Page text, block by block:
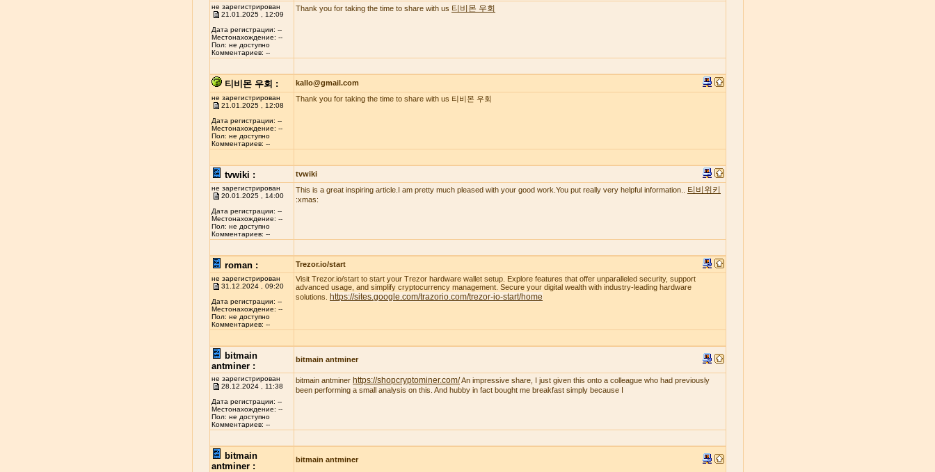
не зарегистрирован
21.01.2025 , 12:09
Дата регистрации: --
Местонахождение: --
Пол: не доступно
Комментариев: --
Thank you for taking the time to share with us 티비몬 우회
티비몬 우회 : kallo@gmail.com
не зарегистрирован
21.01.2025 , 12:08
Дата регистрации: --
Местонахождение: --
Пол: не доступно
Комментариев: --
Thank you for taking the time to share with us 티비몬 우회
tvwiki : tvwiki
не зарегистрирован
20.01.2025 , 14:00
Дата регистрации: --
Местонахождение: --
Пол: не доступно
Комментариев: --
This is a great inspiring article.I am pretty much pleased with your good work.You put really very helpful information.. 티비위키
:xmas:
roman : Trezor.io/start
не зарегистрирован
31.12.2024 , 09:20
Дата регистрации: --
Местонахождение: --
Пол: не доступно
Комментариев: --
Visit Trezor.io/start to start your Trezor hardware wallet setup. Explore features that offer unparalleled security, support
advanced usage, and simplify cryptocurrency management. Secure your digital wealth with industry-leading hardware
solutions.
https://sites.google.com/trazorio.com/trezor-io-start/home
bitmain
antminer :
bitmain antminer
не зарегистрирован
28.12.2024 , 11:38
Дата регистрации: --
Местонахождение: --
Пол: не доступно
Комментариев: --
bitmain antminer https://shopcryptominer.com/An impressive share, I just given this onto a colleague who had previously
been performing a small analysis on this. And hubby in fact bought me breakfast simply because I
bitmain
antminer :
bitmain antminer